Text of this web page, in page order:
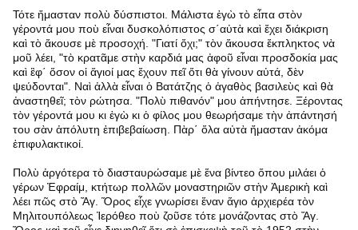
Τότε ἤμασταν πολὺ δύσπιστοι. Μάλιστα ἐγὼ τὸ εἶπα στὸν
γέροντά μου ποὺ εἶναι δυσκολόπιστος σ΄αὐτὰ καὶ ἔχει διάκριση
καὶ τὸ ἄκουσε μὲ προσοχή. "Γιατί ὄχι;" τὸν ἄκουσα ἔκπληκτος νὰ
μοῦ λέει, "τὸ κρατᾶμε στὴν καρδιά μας ἀφοῦ εἶναι προσδοκία μας
καὶ ἒφ΄ ὅσον οἱ ἅγιοί μας ἔχουν πεῖ ὅτι θὰ γίνουν αὐτά, δὲν
ψεύδονται". Ναὶ ἀλλὰ εἶναι ὁ Βατάτζης ὁ ἀγαθὸς βασιλεὺς καὶ θὰ
ἀναστηθεῖ; τὸν ρώτησα. "Πολὺ πιθανόν" μου ἀπήντησε. Ξέροντας
τὸν γέροντά μου κι ἐγὼ κι ὁ φίλος μου θεωρήσαμε τὴν ἀπάντησή
του σὰν ἀπόλυτη ἐπιβεβαίωση. Πὰρ΄ ὅλα αὐτὰ ἤμασταν ἀκόμα
ἐπιφυλακτικοί.
Πολὺ ἀργότερα τὸ διασταυρώσαμε μὲ ἕνα βίντεο ὅπου μιλάει ὁ
γέρων Ἐφραίμ, κτήτωρ πολλῶν μοναστηριῶν στὴν Ἀμερικὴ καὶ
λέει πῶς στὸ Ἄγ. Ὅρος εἶχε γνωρίσει ἕναν ἅγιο ἀρχιερέα τὸν
Μηλιτουπόλεως Ἰερόθεο ποὺ ζοῦσε τότε μονάζοντας στὸ Ἄγ.